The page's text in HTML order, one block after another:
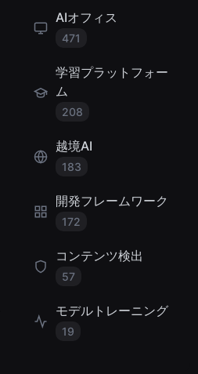
AIオフィス
471
学習プラットフォー
ム
208
越境AI
183
開発フレームワーク
172
コンテンツ検出
57
モデルトレーニング
19